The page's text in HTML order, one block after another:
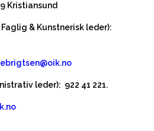
Kristiansund
& Kunstnerisk leder):
leder): 922 41 221.